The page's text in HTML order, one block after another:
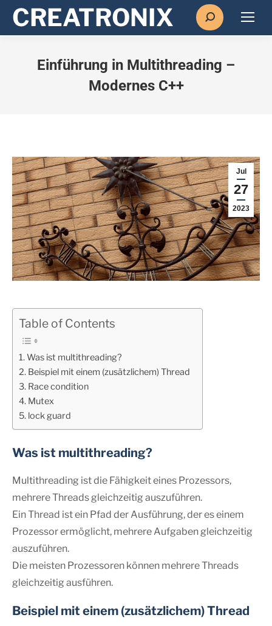
Search:
Einführung in Multithreading –
Modernes C++
Jul
27
2023
Table of Contents
Was ist multithreading?
Beispiel mit einem (zusätzlichem) Thread
Race condition
Mutex
lock guard
Was ist multithreading?
Multithreading ist die Fähigkeit eines Prozessors,
mehrere Threads gleichzeitig auszuführen.
Ein Thread ist ein Pfad der Ausführung, der es einem
Prozessor ermöglicht, mehrere Aufgaben gleichzeitig
auszuführen.
Die meisten Prozessoren können mehrere Threads
gleichzeitig ausführen.
Beispiel mit einem (zusätzlichem) Thread